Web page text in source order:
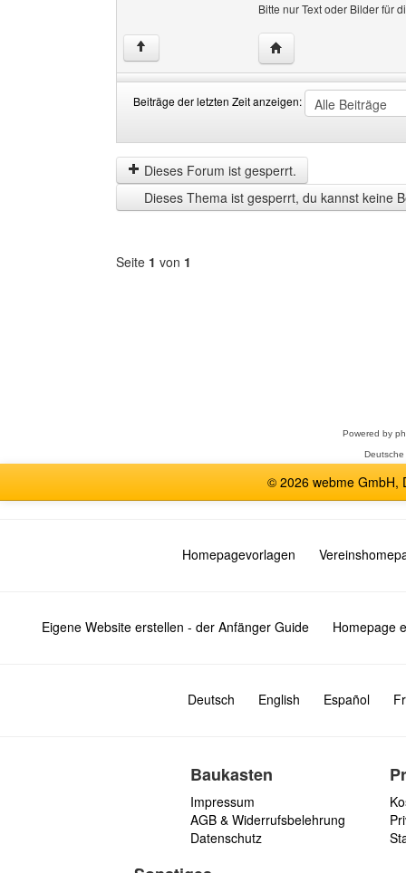
Bitte nur Text oder Bilder für
↑ Website dieses
Beiträge der letzten Zeit anzeigen:
der
letzten
Zeit
anzeigen
by
Dieses Forum ist gesperrt.
Dieses Thema ist gesperrt, du kannst keine
Seite 1 von 1
Powered by
© 2026 webme GmbH,
Homepagevorlagen
Eigene Website erstellen - der Anfänger Guide Homepage
Deutsch English Español
Baukasten
Impressum
AGB & Widerrufsbelehrung
Datenschutz